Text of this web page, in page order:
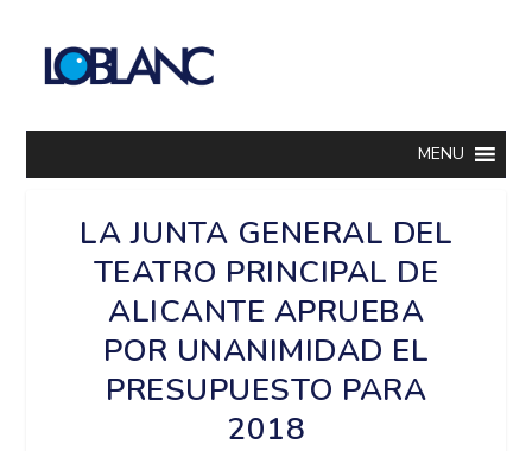
MENU
LA JUNTA GENERAL DEL
TEATRO PRINCIPAL DE
ALICANTE APRUEBA
POR UNANIMIDAD EL
PRESUPUESTO PARA
2018